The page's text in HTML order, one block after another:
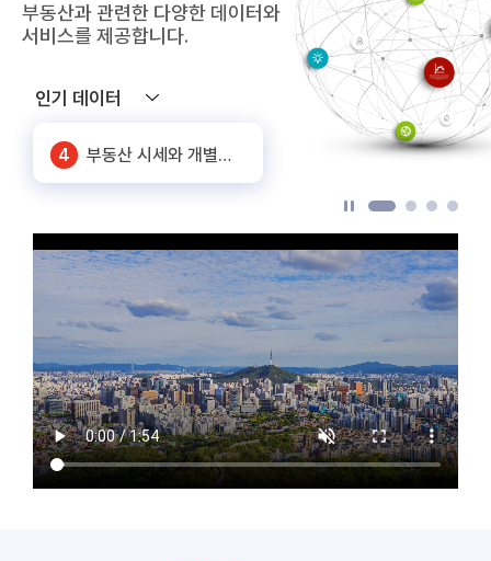
부동산과 관련한 다양한 데이터와
서비스를 제공합니다.
인기 데이터
1 공동주택 단지 연계정보
3 신축 건축물 정보
4 부동산 시세와 개별공시지가_서울
7 SNS 노출대비 유동인구
1 공동주택 단지 연계정보
2 주요 상권별 에너지 사용량 정보
3 신축 건축물 정보
4 부동산 시세와 개별공시지가_서울